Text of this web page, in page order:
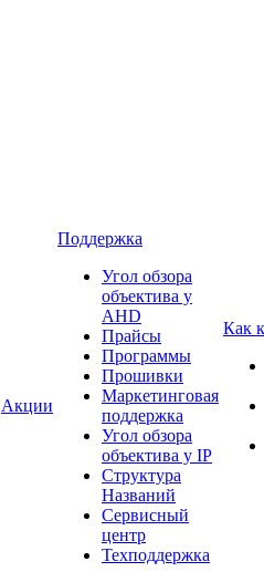
Акции
Поддержка
Угол обзора
объектива у
AHD
Прайсы
Программы
Прошивки
Маркетинговая
поддержка
Угол обзора
объектива у IP
Структура
Названий
Сервисный
центр
Техподдержка
Как